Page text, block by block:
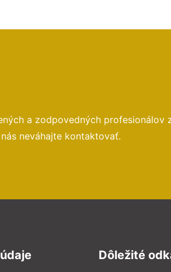
a zodpovedných profesionálov
neváhajte kontaktovať.
Dôležité